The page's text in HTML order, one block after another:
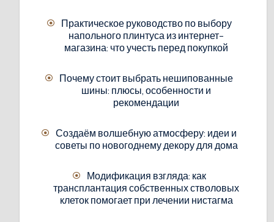
Практическое руководство по выбору
напольного плинтуса из интернет-
магазина: что учесть перед покупкой
Почему стоит выбрать нешипованные
шины: плюсы, особенности и
рекомендации
Создаём волшебную атмосферу: идеи и
советы по новогоднему декору для дома
Модификация взгляда: как
трансплантация собственных стволовых
клеток помогает при лечении нистагма